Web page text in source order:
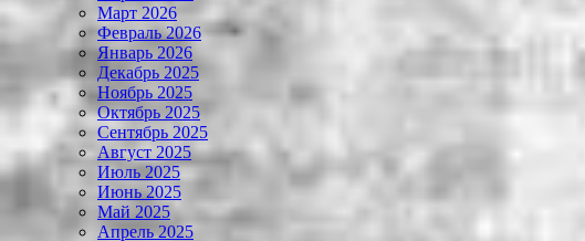
Март 2026
Февраль 2026
Январь 2026
Декабрь 2025
Ноябрь 2025
Октябрь 2025
Сентябрь 2025
Август 2025
Июль 2025
Июнь 2025
Май 2025
Апрель 2025